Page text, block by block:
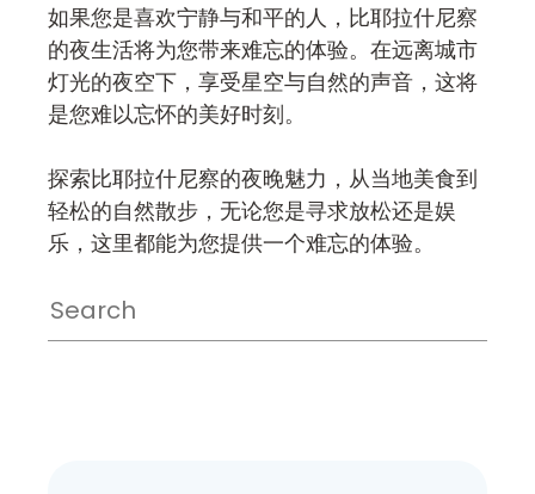
如果您是喜欢宁静与和平的人，比耶拉什尼察
的夜生活将为您带来难忘的体验。在远离城市
灯光的夜空下，享受星空与自然的声音，这将
是您难以忘怀的美好时刻。
探索比耶拉什尼察的夜晚魅力，从当地美食到
轻松的自然散步，无论您是寻求放松还是娱
乐，这里都能为您提供一个难忘的体验。